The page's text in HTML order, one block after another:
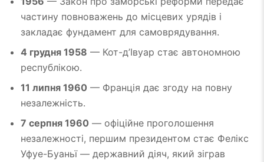
частину повноважень до місцевих урядів і
закладає фундамент для самоврядування.
4 грудня 1958 — Кот-д’Івуар стає автономною
республікою.
11 липня 1960 — Франція дає згоду на повну
незалежність.
7 серпня 1960 — офіційне проголошення
незалежності, першим президентом стає Фелікс
Уфуе-Буаньї — державний діяч, який зіграв